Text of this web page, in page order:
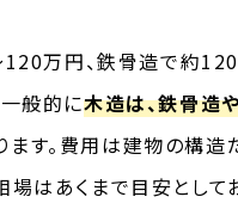
万円、鉄骨造で約
般的に木造は、鉄骨造
ます。費用は建物の構造
場はあくまで目安とし